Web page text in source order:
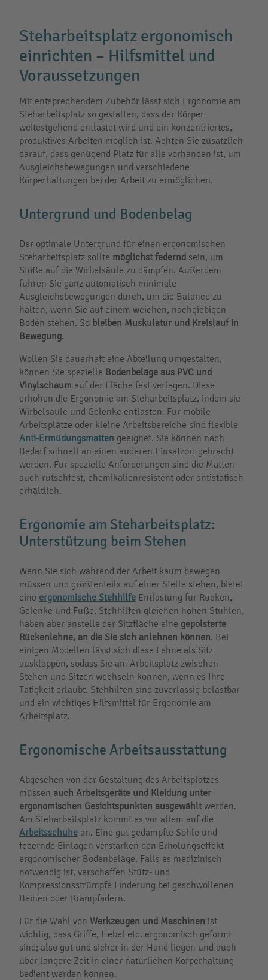
Steharbeitsplatz ergonomisch
einrichten – Hilfsmittel und
Voraussetzungen
Mit entsprechendem Zubehör lässt sich Ergonomie am
Steharbeitsplatz so gestalten, dass der Körper
weitestgehend entlastet wird und ein konzentriertes,
produktives Arbeiten möglich ist. Achten Sie zusätzlich
darauf, dass genügend Platz für alle vorhanden ist, um
Ausgleichsbewegungen und verschiedene
Körperhaltungen bei der Arbeit zu ermöglichen.
Untergrund und Bodenbelag
Der optimale Untergrund für einen ergonomischen
Steharbeitsplatz sollte möglichst federnd sein, um
Stöße auf die Wirbelsäule zu dämpfen. Außerdem
führen Sie ganz automatisch minimale
Ausgleichsbewegungen durch, um die Balance zu
halten, wenn Sie auf einem weichen, nachgiebigen
Boden stehen. So bleiben Muskulatur und Kreislauf in
Bewegung.
Wollen Sie dauerhaft eine Abteilung umgestalten,
können Sie spezielle Bodenbeläge aus PVC und
Vinylschaum auf der Fläche fest verlegen. Diese
erhöhen die Ergonomie am Steharbeitsplatz, indem sie
Wirbelsäule und Gelenke entlasten. Für mobile
Arbeitsplätze oder kleine Arbeitsbereiche sind flexible
Anti-Ermüdungsmatten geeignet. Sie können nach
Bedarf schnell an einen anderen Einsatzort gebracht
werden. Für spezielle Anforderungen sind die Matten
auch rutschfest, chemikalienresistent oder antistatisch
erhältlich.
Ergonomie am Steharbeitsplatz:
Unterstützung beim Stehen
Wenn Sie sich während der Arbeit kaum bewegen
müssen und größtenteils auf einer Stelle stehen, bietet
eine ergonomische Stehhilfe Entlastung für Rücken,
Gelenke und Füße. Stehhilfen gleichen hohen Stühlen,
haben aber anstelle der Sitzfläche eine gepolsterte
Rückenlehne, an die Sie sich anlehnen können. Bei
einigen Modellen lässt sich diese Lehne als Sitz
ausklappen, sodass Sie am Arbeitsplatz zwischen
Stehen und Sitzen wechseln können, wenn es Ihre
Tätigkeit erlaubt. Stehhilfen sind zuverlässig belastbar
und ein wichtiges Hilfsmittel für Ergonomie am
Arbeitsplatz.
Ergonomische Arbeitsausstattung
Abgesehen von der Gestaltung des Arbeitsplatzes
müssen auch Arbeitsgeräte und Kleidung unter
ergonomischen Gesichtspunkten ausgewähltwerden.
Am Steharbeitsplatz kommt es vor allem auf die
Arbeitsschuhe an. Eine gut gedämpfte Sohle und
federnde Einlagen verstärken den Erholungseffekt
ergonomischer Bodenbeläge. Falls es medizinisch
notwendig ist, verschaffen Stütz- und
Kompressionsstrümpfe Linderung bei geschwollenen
Beinen oder Krampfadern.
Für die Wahl von Werkzeugen und Maschinen ist
wichtig, dass Griffe, Hebel etc. ergonomisch geformt
sind; also gut und sicher in der Hand liegen und auch
über längere Zeit in einer natürlichen Körperhaltung
bedient werden können.